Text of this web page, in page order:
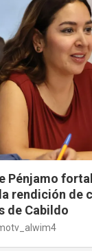
Pénjamo
rendición de
de Cabildo